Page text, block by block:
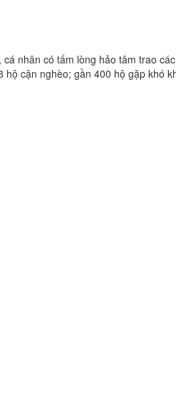
có tấm lòng hảo tâm trao các
cận nghèo; gần 400 hộ gặp khó